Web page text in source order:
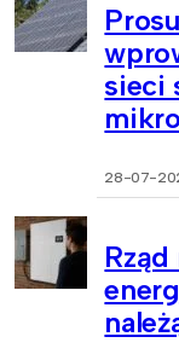
sieci
28-07-